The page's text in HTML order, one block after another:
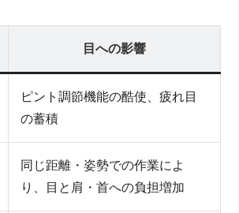
目への影響
ピント調節機能の酷使、疲れ目
の蓄積
同じ距離・姿勢での作業によ
り、目と肩・首への負担増加